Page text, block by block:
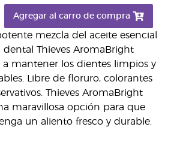
mezcla del aceite esencial
dental Thieves AromaBright
a mantener los dientes limpios y
Libre de floruro, colorantes
Thieves AromaBright
maravillosa opción para que
un aliento fresco y durable.
Agregar al carro de compra